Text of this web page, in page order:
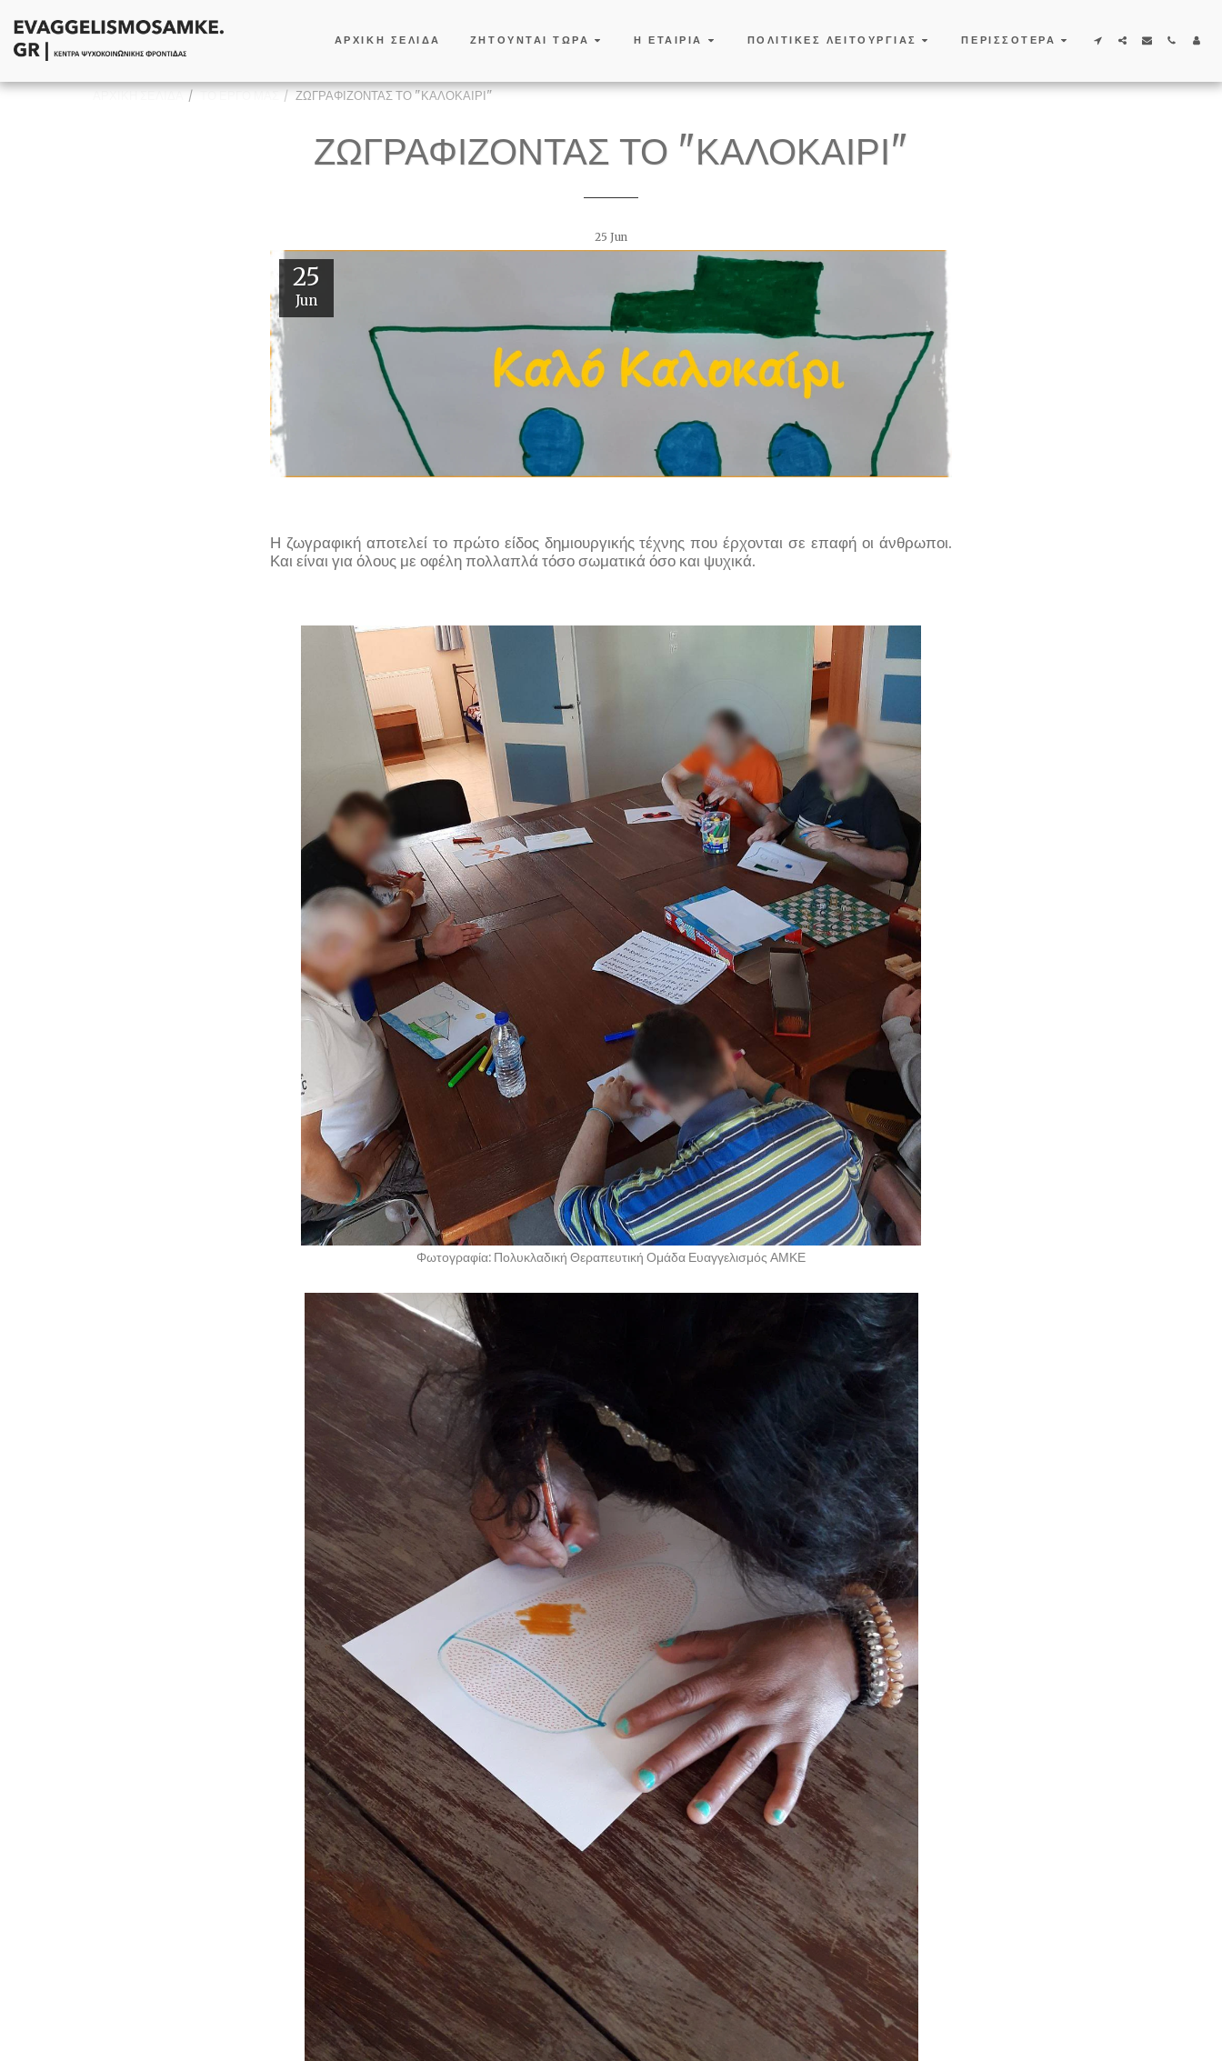
ΑΡΧΙΚΗ ΣΕΛΙΔΑ ΖΗΤΟΥΝΤΑΙ ΤΩΡΑ Η ΕΤΑΙΡΙΑ ΠΟΛΙΤΙΚΕΣ ΛΕΙΤΟΥΡΓΙΑΣ ΠΕΡΙΣΣΌΤΕΡΑ
ΖΩΓΡΑΦΙΖΟΝΤΑΣ ΤΟ "ΚΑΛΟΚΑΙΡΙ"
ΖΩΓΡΑΦΙΖΟΝΤΑΣ ΤΟ "ΚΑΛΟΚΑΙΡΙ"
25 Jun
25
Jun
Η ζωγραφική αποτελεί το πρώτο είδος δημιουργικής τέχνης που έρχονται σε επαφή οι άνθρωποι.
Και είναι για όλους με οφέλη πολλαπλά τόσο σωματικά όσο και ψυχικά.
Φωτογραφία: Πολυκλαδική Θεραπευτική Ομάδα Ευαγγελισμός ΑΜΚΕ